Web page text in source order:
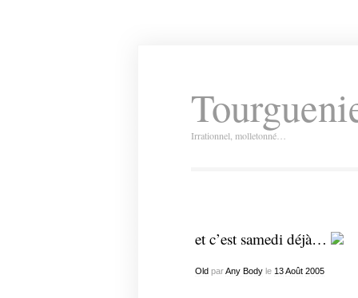
Irrationnel, molletonné…
et c’est samedi déjà…
OldparAny Bodyle 13 Août 2005